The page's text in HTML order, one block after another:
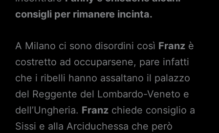
consigli per rimanere incinta.
A Milano ci sono disordini così Franzè
costretto ad occuparsene, pare infatti
che i ribelli hanno assaltano il palazzo
del Reggente del Lombardo-Veneto e
dell’Ungheria. Franzchiede consiglio a
Sissi e alla Arciduchessa che però